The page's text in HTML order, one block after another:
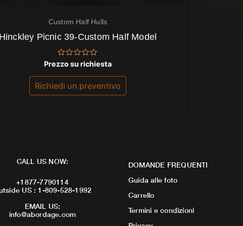
Custom Half Hulls
Picnic 39-Custom Half Model
Valutato
0
su
5
Prezzo su richiesta
Richiedi un preventivo
CALL US NOW:
+1877-7790114
US : 1-809-528-1992
EMAIL US:
info@abordage.com
DOMANDE FREQUENTI
Guida alle foto
Carrello
Termini e condizioni